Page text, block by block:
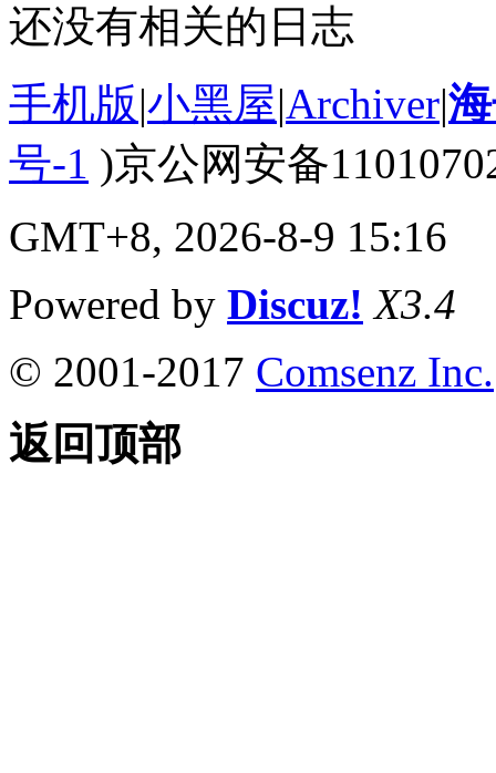
还没有相关的日志
手机版|小黑屋|Archiver|
号-1 )京公网安备
GMT+8, 2026-8-9 15:16
Powered by Discuz! X3.4
© 2001-2017 Comsenz Inc.
返回顶部